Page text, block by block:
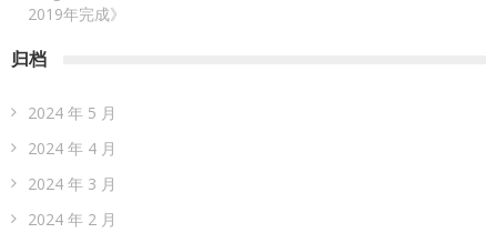
2019年完成》
归档
2024 年 5 月
2024 年 4 月
2024 年 3 月
2024 年 2 月